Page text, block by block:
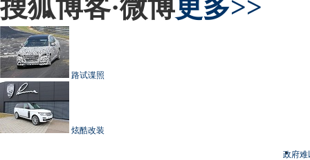
搜狐博客·微博更多>>
路试谍照
炫酷改装
政府难